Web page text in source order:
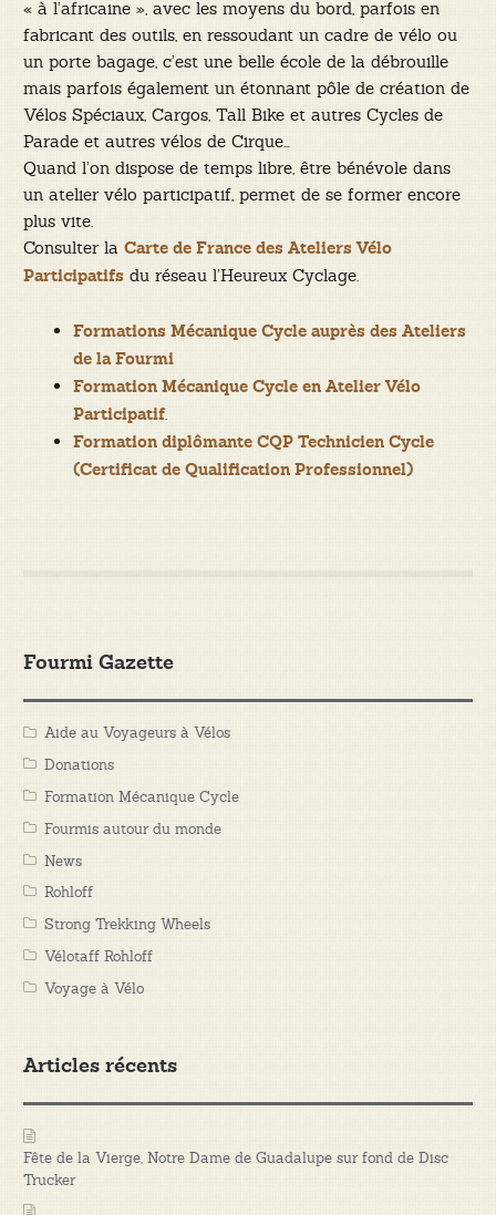
« à l’africaine », avec les moyens du bord, parfois en
fabricant des outils, en ressoudant un cadre de vélo ou
un porte bagage, c’est une belle école de la débrouille
mais parfois également un étonnant pôle de création de
Vélos Spéciaux, Cargos, Tall Bike et autres Cycles de
Parade et autres vélos de Cirque…
Quand l’on dispose de temps libre, être bénévole dans
un atelier vélo participatif, permet de se former encore
plus vite.
Consulter la Carte de France des Ateliers Vélo
Participatifs du réseau l’Heureux Cyclage.
Formations Mécanique Cycle auprès des Ateliers
de la Fourmi
Formation Mécanique Cycle en Atelier Vélo
Participatif.
Formation diplômante CQP Technicien Cycle
(Certificat de Qualification Professionnel)
Fourmi Gazette
Aide au Voyageurs à Vélos
Donations
Formation Mécanique Cycle
Fourmis autour du monde
News
Rohloff
Strong Trekking Wheels
Vélotaff Rohloff
Voyage à Vélo
Articles récents
Fête de la Vierge, Notre Dame de Guadalupe sur fond de Disc
Trucker